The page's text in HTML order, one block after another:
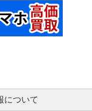
について